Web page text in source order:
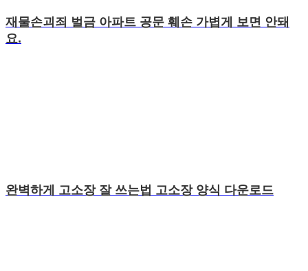
재물손괴죄 벌금 아파트 공문 훼손 가볍게 보면 안돼
요.
완벽하게 고소장 잘 쓰는법 고소장 양식 다운로드